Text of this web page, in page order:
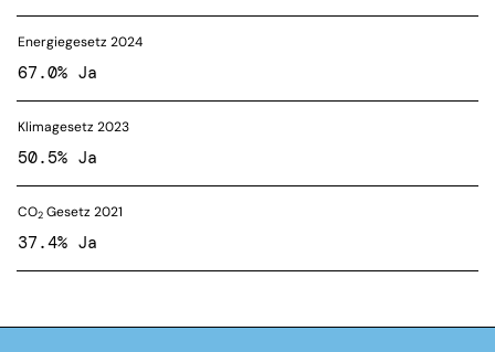
Energiegesetz 2024
67.0% Ja
Klimagesetz 2023
50.5% Ja
CO2 Gesetz 2021
37.4% Ja